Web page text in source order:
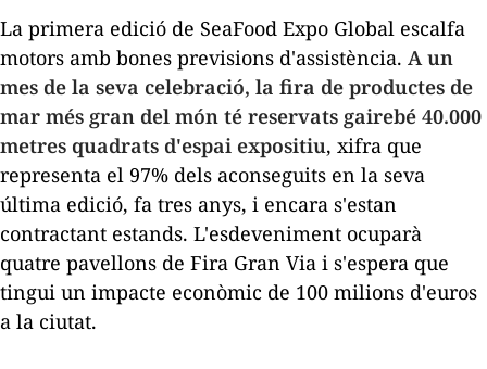
La primera edició de SeaFood Expo Global escalfa
motors amb bones previsions d'assistència. A un
mes de la seva celebració, la fira de productes de
mar més gran del món té reservats gairebé 40.000
metres quadrats d'espai expositiu, xifra que
representa el 97% dels aconseguits en la seva
última edició, fa tres anys, i encara s'estan
contractant estands. L'esdeveniment ocuparà
quatre pavellons de Fira Gran Via i s'espera que
tingui un impacte econòmic de 100 milions d'euros
a la ciutat.